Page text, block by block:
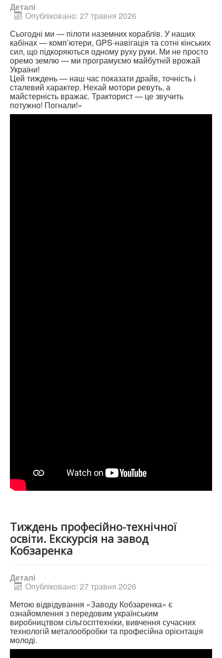
Деталі
Опубліковано: 27 травня 2026
Сьогодні ми — пілоти наземних кораблів. У наших
кабінах — комп’ютери, GPS-навігація та сотні кінських
сил, що підкоряються одному руху руки. Ми не просто
оремо землю — ми програмуємо майбутній врожай
України!
Цей тиждень — наш час показати драйв, точність і
сталевий характер. Нехай мотори ревуть, а
майстерність вражає. Тракторист — це звучить
потужно! Погнали!»
Тиждень професійно-технічної
освіти. Екскурсія на завод
Кобзаренка
Деталі
Опубліковано: 27 травня 2026
Метою відвідування «Заводу Кобзаренка» є
ознайомлення з передовим українським
виробництвом сільгосптехніки, вивчення сучасних
технологій металообробки та професійна орієнтація
молоді.